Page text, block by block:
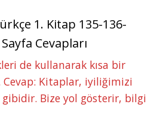
1. Kitap 135-136-
Cevapları
de kullanarak kısa bir
Kitaplar, iyiliğimizi
gibidir. Bize yol gösterir, bilgi